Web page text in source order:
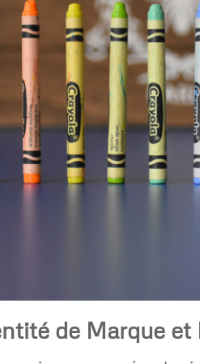
de Marque et